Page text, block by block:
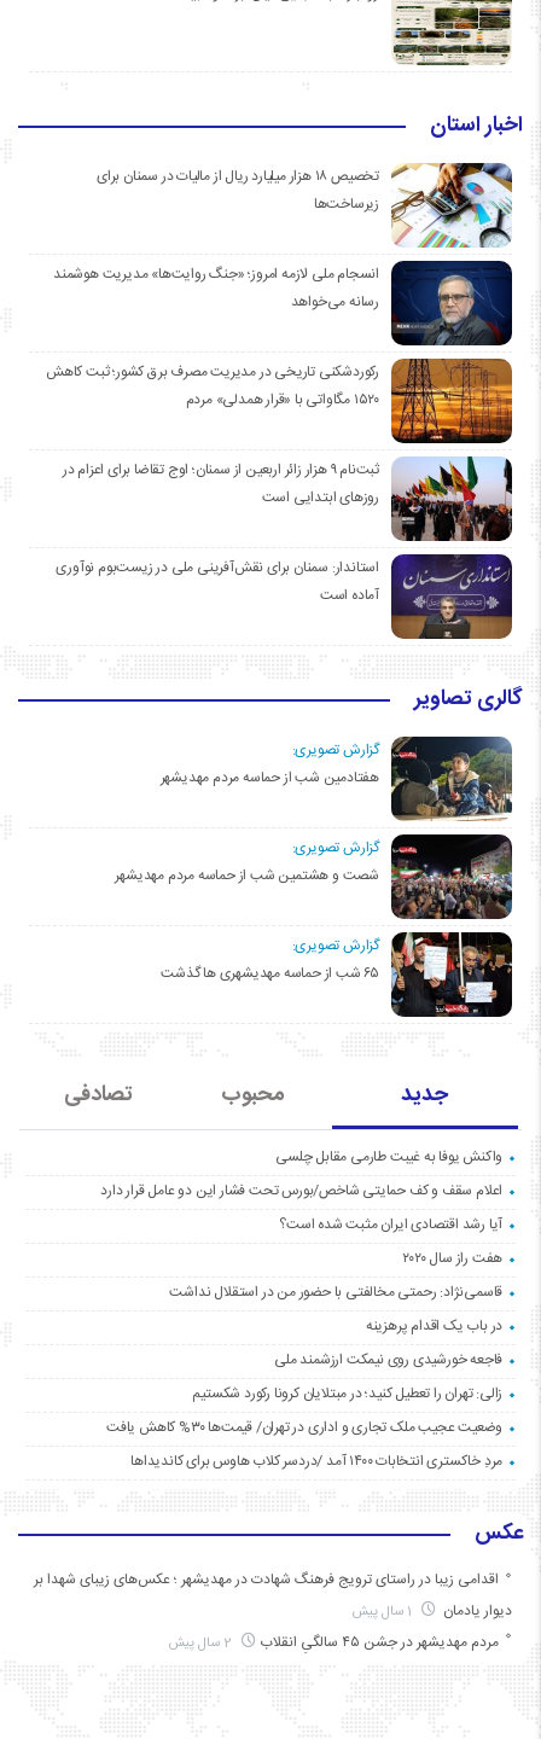
اخبار استان
تخصیص ۱۸ هزار میلیارد ریال از مالیات در سمنان برای
زیرساخت‌ها
انسجام ملی لازمه امروز؛ «جنگ روایت‌ها» مدیریت هوشمند
رسانه می‌خواهد
رکوردشکنی تاریخی در مدیریت مصرف برق کشور؛ ثبت کاهش
۱۵۲۰ مگاواتی با «قرار همدلی» مردم
ثبت‌نام ۹ هزار زائر اربعین از سمنان؛ اوج تقاضا برای اعزام در
روزهای ابتدایی است
استاندار: سمنان برای نقش‌آفرینی ملی در زیست‌بوم نوآوری
آماده است
گالری تصاویر
گزارش تصویری:
هفتادمین شب از حماسه مردم مهدیشهر
گزارش تصویری:
شصت و هشتمین شب از حماسه مردم مهدیشهر
گزارش تصویری:
۶۵ شب از حماسه مهدیشهری ها گذشت
جدید محبوب تصادفی
واکنش یوفا به غیبت طارمی مقابل چلسی
اعلام سقف و کف حمایتی شاخص/بورس تحت فشار این دو عامل قرار دارد
آیا رشد اقتصادی ایران مثبت شده است؟
هفت راز سال ۲۰۲۰
قاسمی‌نژاد: رحمتی مخالفتی با حضور من در استقلال نداشت
در باب یک اقدام پرهزینه
فاجعه خورشیدی روی نیمکت ارزشمند ملی
زالی: تهران را تعطیل کنید؛ در مبتلایان کرونا رکورد شکستیم
وضعیت عجیب ملک تجاری و اداری در تهران/ قیمت‌ها ۳۰% کاهش یافت
مردِ خاکستری انتخابات ۱۴۰۰ آمد /دردسر کلاب هاوس برای کاندیداها
عکس
اقدامی زیبا در راستای ترویج فرهنگ شهادت در مهدیشهر ؛ عکس‌های زیبای شهدا بر
دیوار یادمان
مردم مهدیشهر در جشن ۴۵ سالگیِ انقلاب